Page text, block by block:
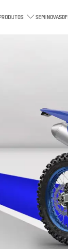
SEMINOVAS